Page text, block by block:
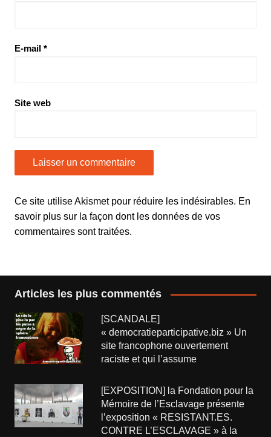
E-mail *
Site web
Ce site utilise Akismet pour réduire les indésirables. En
savoir plus sur la façon dont les données de vos
commentaires sont traitées.
Articles les plus commentés
[SCANDALE]
« democratieparticipative.biz » Un
site francophone ouvertement
raciste et qui l’assume
[EXPOSITION] la Fondation pour la
Mémoire de l’Esclavage présente
l’exposition « RESISTANT.ES.
CONTRE L’ESCLAVAGE » à la